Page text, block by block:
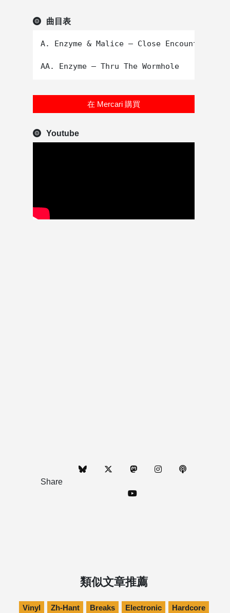
曲目表
A. Enzyme & Malice – Close Encounters
在 Mercari 購買
Youtube
Share
類似文章推薦
Vinyl Zh-Hant Breaks Electronic Hardcore